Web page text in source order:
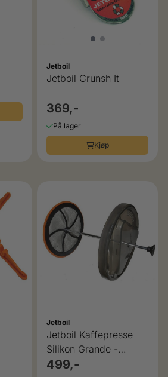
Jetboil
Jetboil Crunsh It
369,-
På lager
Kjøp
Jetboil
Jetboil Kaffepresse
Silikon Grande -
Minimo, Sumo m.fl
499,-